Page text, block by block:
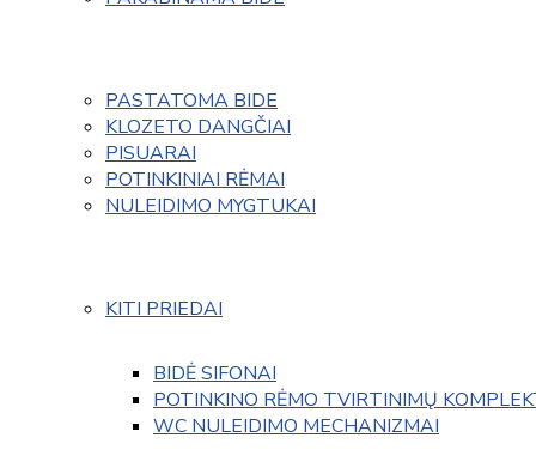
PASTATOMA BIDE
KLOZETO DANGČIAI
PISUARAI
POTINKINIAI RĖMAI
NULEIDIMO MYGTUKAI
KITI PRIEDAI
BIDĖ SIFONAI
POTINKINO RĖMO TVIRTINIMŲ
WC NULEIDIMO MECHANIZMAI